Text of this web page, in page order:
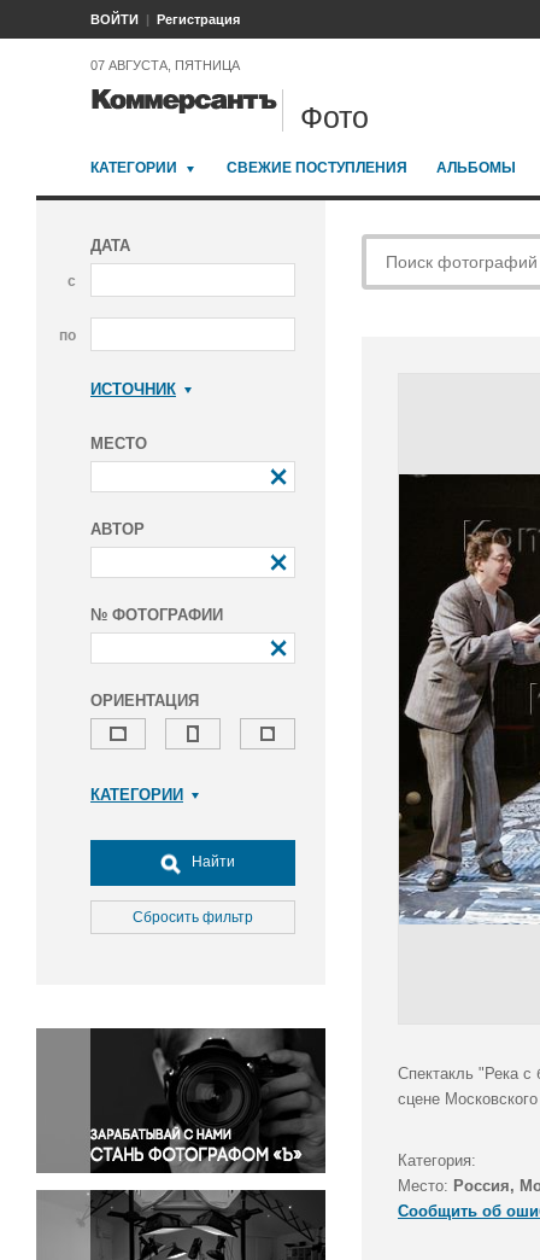
ВОЙТИ Регистрация
07 АВГУСТА, ПЯТНИЦА
Фото
КАТЕГОРИИ СВЕЖИЕ ПОСТУПЛЕНИЯ АЛЬБОМЫ
ДАТА
с
по
ИСТОЧНИК
МЕСТО
АВТОР
№ ФОТОГРАФИИ
ОРИЕНТАЦИЯ
КАТЕГОРИИ
Досуг, туризм и отдых
Культура
Медицина
Окружающая среда
Политика
Правосудие
Происшествия и конфликты
Религия
Светская жизнь
Спорт
Экология
Найти
Сбросить фильтр
Спектакль "Река
сцене
Категория:
Место: Россия,
Сообщить об